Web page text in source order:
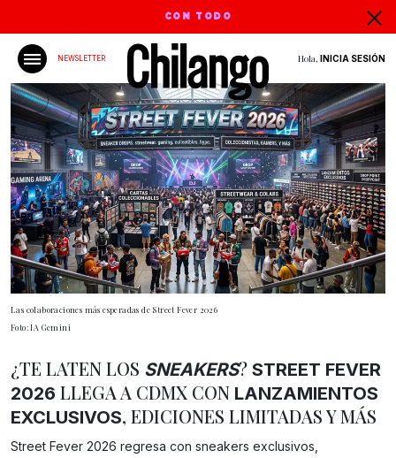
CON TODO
NEWSLETTER Hola, INICIA SESIÓN
Las colaboraciones más esperadas de Street Fever 2026
Foto: IA Gemini
¿TE LATEN LOS SNEAKERS? STREET FEVER
2026 LLEGA A CDMX CON LANZAMIENTOS
EXCLUSIVOS, EDICIONES LIMITADAS Y MÁS
Street Fever 2026 regresa con sneakers exclusivos,